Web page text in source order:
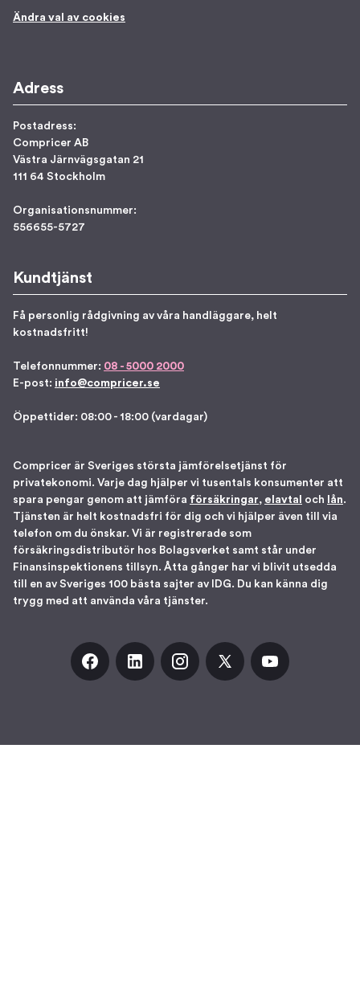
Ändra val av cookies
Adress
Postadress:
Compricer AB
Västra Järnvägsgatan 21
111 64 Stockholm
Organisationsnummer:
556655-5727
Kundtjänst
Få personlig rådgivning av våra handläggare, helt
kostnadsfritt!
Telefonnummer: 08 - 5000 2000
E-post: info@compricer.se
Öppettider: 08:00 - 18:00 (vardagar)
Compricer är Sveriges största jämförelsetjänst för
privatekonomi. Varje dag hjälper vi tusentals konsumenter att
spara pengar genom att jämföra försäkringar, elavtal och lån.
Tjänsten är helt kostnadsfri för dig och vi hjälper även till via
telefon om du önskar. Vi är registrerade som
försäkringsdistributör hos Bolagsverket samt står under
Finansinspektionens tillsyn. Åtta gånger har vi blivit utsedda
till en av Sveriges 100 bästa sajter av IDG. Du kan känna dig
trygg med att använda våra tjänster.